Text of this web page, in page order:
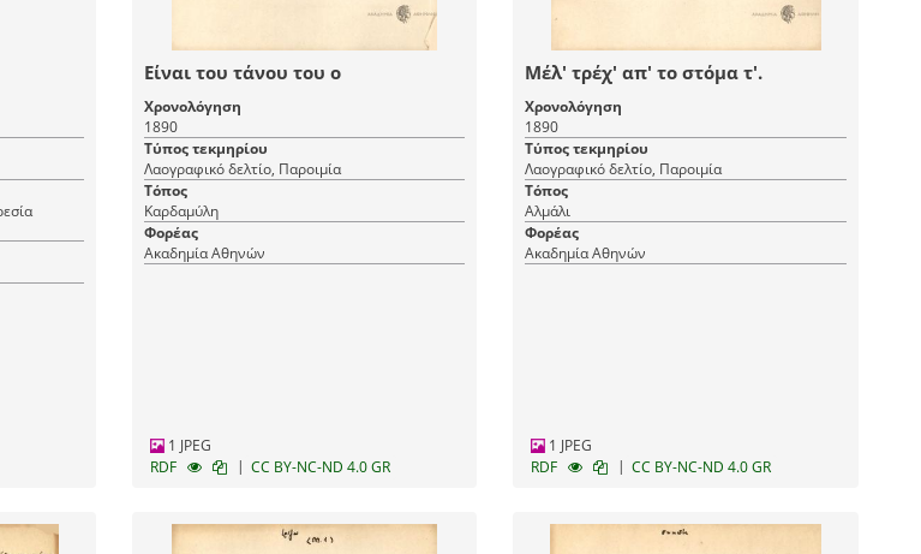
Είναι του τάνου του ο
Χρονολόγηση
1890
Τύπος τεκμηρίου
Λαογραφικό δελτίο, Παροιμία
Τόπος
Καρδαμύλη
Φορέας
Ακαδημία Αθηνών
1 JPEG
RDF
| CC BY-NC-ND 4.0 GR
Μέλ' τρέχ' απ' το στόμα τ'.
Χρονολόγηση
1890
Τύπος τεκμηρίου
Λαογραφικό δελτίο, Παροιμία
Τόπος
Αλμάλι
Φορέας
Ακαδημία Αθηνών
1 JPEG
RDF
| CC BY-NC-ND 4.0 GR